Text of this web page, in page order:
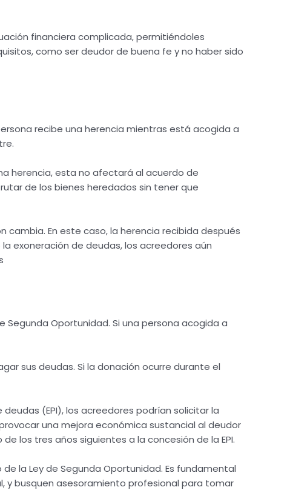
financiera complicada, permitiéndoles
como ser deudor de buena fe y no haber sido
recibe una herencia mientras está acogida a
herencia, esta no afectará al acuerdo de
de los bienes heredados sin tener que
cambia. En este caso, la herencia recibida después
exoneración de deudas, los acreedores aún
Segunda Oportunidad. Si una persona acogida a
sus deudas. Si la donación ocurre durante el
(EPI), los acreedores podrían solicitar la
una mejora económica sustancial al deudor
los tres años siguientes a la concesión de la EPI.
la Ley de Segunda Oportunidad. Es fundamental
y busquen asesoramiento profesional para tomar